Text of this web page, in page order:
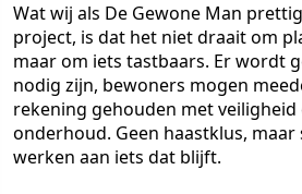
Wat wij als De Gewone Man
project, is dat het niet draait om
maar om iets tastbaars. Er wordt
nodig zijn, bewoners mogen
rekening gehouden met
onderhoud. Geen haastklus, maar
werken aan iets dat blijft.